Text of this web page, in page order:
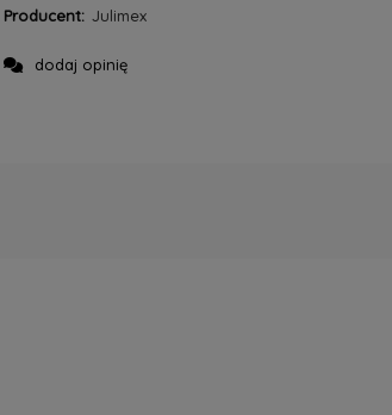
Producent: Julimex
dodaj opinię